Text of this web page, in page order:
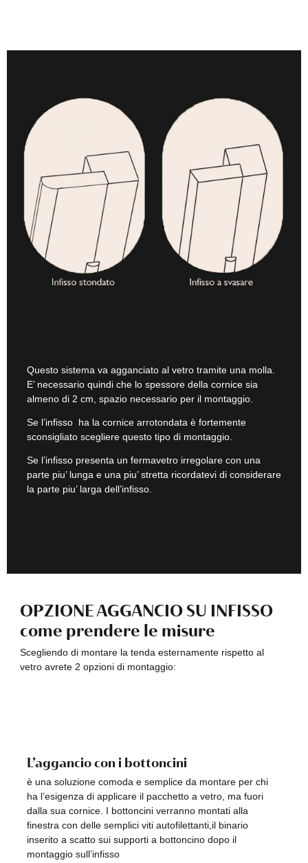
Questo sistema va agganciato al vetro tramite una molla.
E’ necessario quindi che lo spessore della cornice sia
almeno di 2 cm, spazio necessario per il montaggio.
Se l’infisso ha la cornice arrotondata è fortemente
sconsigliato scegliere questo tipo di montaggio.
Se l’infisso presenta un fermavetro irregolare con una
parte piu’ lunga e una piu’ stretta ricordatevi di considerare
la parte piu’ larga dell’infisso.
OPZIONE AGGANCIO SU INFISSO
come prendere le misure
Scegliendo di montare la tenda esternamente rispetto al
vetro avrete 2 opzioni di montaggio:
L’aggancio con i bottoncini
è una soluzione comoda e semplice da montare per chi
ha l’esigenza di applicare il pacchetto a vetro, ma fuori
dalla sua cornice. I bottoncini verranno montati alla
finestra con delle semplici viti autofilettanti,il binario
inserito a scatto sui supporti a bottoncino dopo il
montaggio sull’infisso